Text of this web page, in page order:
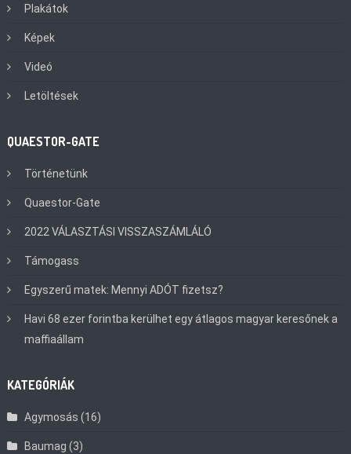
Plakátok
Képek
Videó
Letöltések
QUAESTOR-GATE
Történetünk
Quaestor-Gate
2022 VÁLASZTÁSI VISSZASZÁMLÁLÓ
Támogass
Egyszerű matek: Mennyi ADÓT fizetsz?
Havi 68 ezer forintba kerülhet egy átlagos magyar keresőnek a
maffiaállam
KATEGÓRIÁK
Agymosás (16)
Baumag (3)